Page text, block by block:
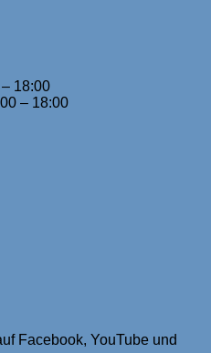
18:00
– 18:00
Facebook, YouTube und